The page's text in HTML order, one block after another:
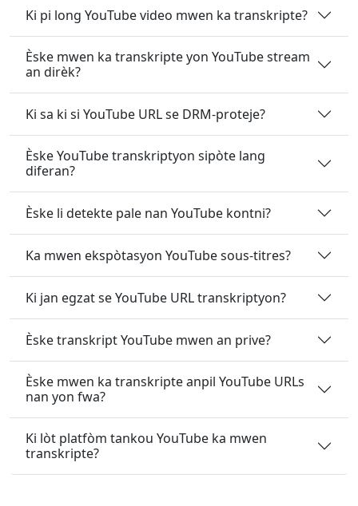
Ki pi long YouTube video mwen ka transkripte?
Èske mwen ka transkripte yon YouTube stream
an dirèk?
Ki sa ki si YouTube URL se DRM-proteje?
Èske YouTube transkriptyon sipòte lang
diferan?
Èske li detekte pale nan YouTube kontni?
Ka mwen ekspòtasyon YouTube sous-titres?
Ki jan egzat se YouTube URL transkriptyon?
Èske transkript YouTube mwen an prive?
Èske mwen ka transkripte anpil YouTube URLs
nan yon fwa?
Ki lòt platfòm tankou YouTube ka mwen
transkripte?